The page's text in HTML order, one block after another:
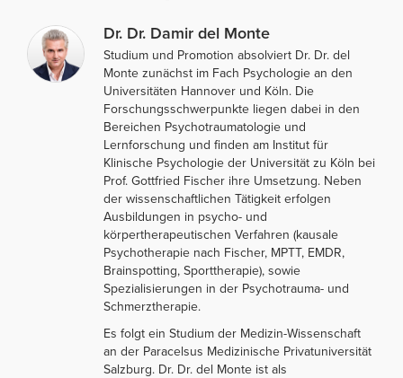
Dr. Dr. Damir del Monte
Studium und Promotion absolviert Dr. Dr. del
Monte zunächst im Fach Psychologie an den
Universitäten Hannover und Köln. Die
Forschungsschwerpunkte liegen dabei in den
Bereichen Psychotraumatologie und
Lernforschung und finden am Institut für
Klinische Psychologie der Universität zu Köln bei
Prof. Gottfried Fischer ihre Umsetzung. Neben
der wissenschaftlichen Tätigkeit erfolgen
Ausbildungen in psycho- und
körpertherapeutischen Verfahren (kausale
Psychotherapie nach Fischer, MPTT, EMDR,
Brainspotting, Sporttherapie), sowie
Spezialisierungen in der Psychotrauma- und
Schmerztherapie.
Es folgt ein Studium der Medizin-Wissenschaft
an der Paracelsus Medizinische Privatuniversität
Salzburg. Dr. Dr. del Monte ist als